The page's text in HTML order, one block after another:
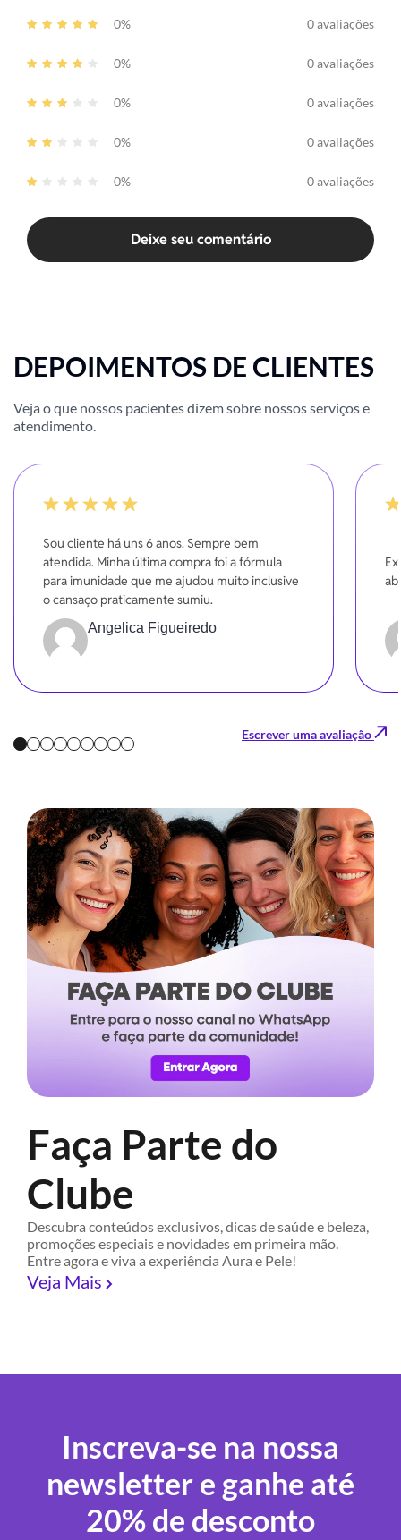
0% 0 avaliações
0% 0 avaliações
0% 0 avaliações
0% 0 avaliações
0% 0 avaliações
Deixe seu comentário
DEPOIMENTOS DE CLIENTES
Veja o que nossos pacientes dizem sobre nossos serviços e
atendimento.
Sou cliente há uns 6 anos. Sempre bem
atendida. Minha última compra foi a fórmula
para imunidade que me ajudou muito inclusive
o cansaço praticamente sumiu.
Angelica Figueiredo
Escrever uma avaliação
Faça Parte do
Clube
Descubra conteúdos exclusivos, dicas de saúde e beleza,
promoções especiais e novidades em primeira mão.
Entre agora e viva a experiência Aura e Pele!
Veja Mais
Inscreva-se na nossa
newsletter e ganhe até
20% de desconto